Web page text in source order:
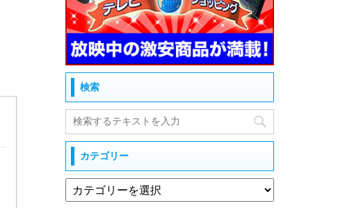
検索
カテゴリー